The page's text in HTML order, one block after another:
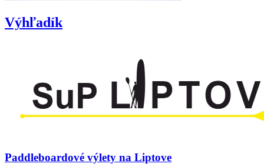
Výhľadík
Paddleboardové výlety na Liptove